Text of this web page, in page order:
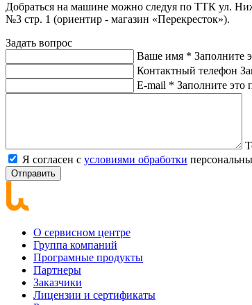
Добраться на машине можно следуя по ТТК ул.
№3 стр. 1 (ориентир - магазин «Перекресток»).
Задать вопрос
Ваше имя * Заполните
Контактный телефон
E-mail * Заполните это
Я согласен с условиями обработки
Отправить
О сервисном центре
Группа компаний
Програмные продукты
Партнеры
Заказчики
Лицензии и сертификаты